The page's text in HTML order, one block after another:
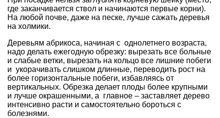
где заканчивается ствол и начинаются первые корни).
На любой почве, даже на песке, лучше сажать деревья
на холмики.
Деревьям абрикоса, начиная с однолетнего возраста,
надо делать ежегодную обрезку: вырезать все больные
и слабые ветки, вырезать на кольцо все лишние побеги
и укорачивать слишком длинные, переводить рост на
более горизонтальные побеги, избавляясь от
вертикальных. Обрезка делает плоды более крупными
и лучше окрашенными, а главное – заставляет дерево
интенсивно расти и самостоятельно бороться с
болезнями.